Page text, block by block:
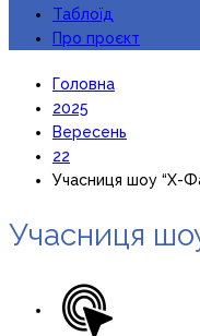
Таблоїд
Про проєкт
Головна
2025
Вересень
22
Учасниця шоу “Х-
Учасниця